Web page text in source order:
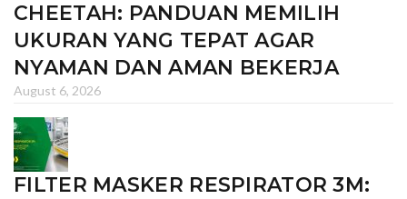
CHEETAH: PANDUAN MEMILIH
UKURAN YANG TEPAT AGAR
NYAMAN DAN AMAN BEKERJA
August 6, 2026
FILTER MASKER RESPIRATOR 3M: